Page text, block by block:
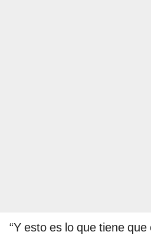
“Y esto es lo que tiene